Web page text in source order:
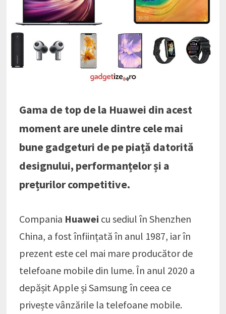
Gama de top de la Huawei din acest
moment are unele dintre cele mai
bune gadgeturi de pe piață datorită
designului, performanțelor și a
prețurilor competitive.
Compania Huawei cu sediul în Shenzhen
China, a fost înființată în anul 1987, iar în
prezent este cel mai mare producător de
telefoane mobile din lume. În anul 2020 a
depășit Apple și Samsung în ceea ce
privește vânzările la telefoane mobile.